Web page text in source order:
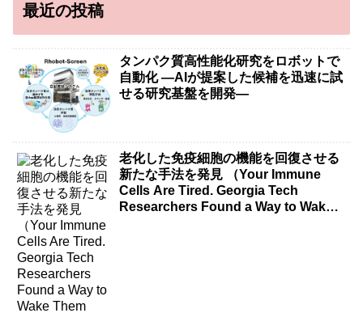
最近の投稿
タンパク質高性能化研究をロボットで
自動化 ―AIが提案した候補を迅速に試
せる研究基盤を開発―
老化した免疫細胞の機能を回復させる
新たな手法を発見 （Your Immune
Cells Are Tired. Georgia Tech
Researchers Found a Way to Wake